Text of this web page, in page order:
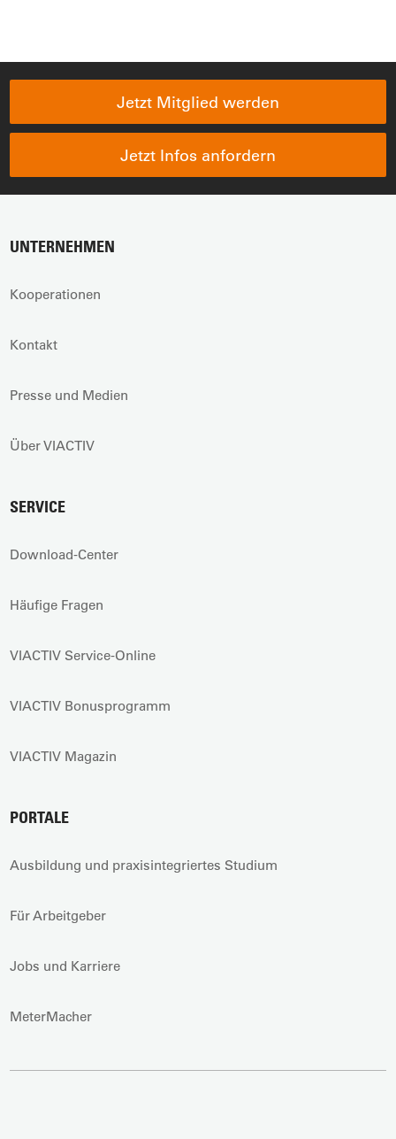
Jetzt Mitglied werden
Jetzt Infos anfordern
UNTERNEHMEN
Kooperationen
Kontakt
Presse und Medien
Über VIACTIV
SERVICE
Download-Center
Häufige Fragen
VIACTIV Service-Online
VIACTIV Bonusprogramm
VIACTIV Magazin
PORTALE
Ausbildung und praxisintegriertes Studium
Für Arbeitgeber
Jobs und Karriere
MeterMacher